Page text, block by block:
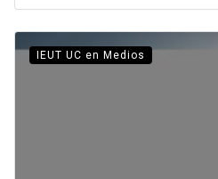
IEUT UC en Medios